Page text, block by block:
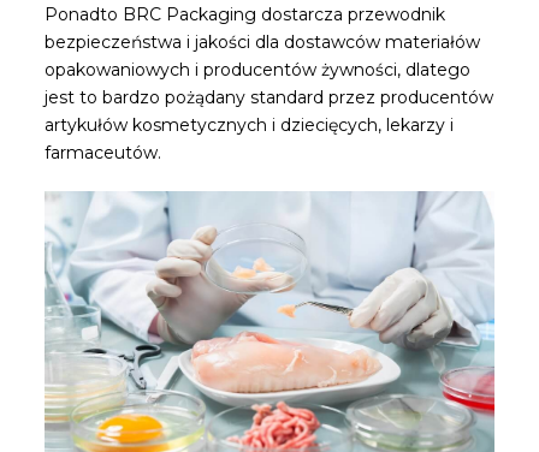
Ponadto BRC Packaging dostarcza przewodnik
bezpieczeństwa i jakości dla dostawców materiałów
opakowaniowych i producentów żywności, dlatego
jest to bardzo pożądany standard przez producentów
artykułów kosmetycznych i dziecięcych, lekarzy i
farmaceutów.